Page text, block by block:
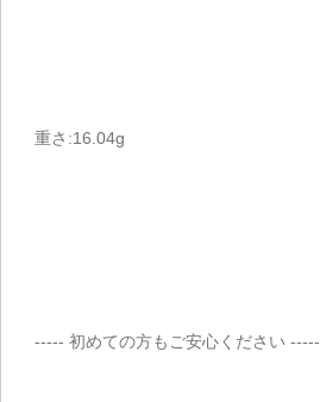
重さ:16.04g
----- 初めての方もご安心ください -----